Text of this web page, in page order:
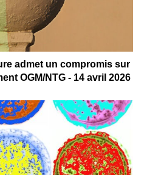
admet un compromis sur
OGM/NTG - 14 avril 2026